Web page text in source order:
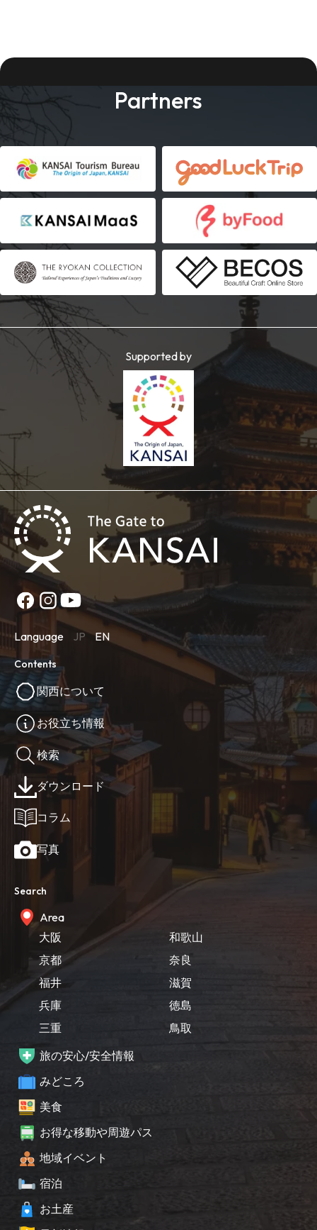
Partners
Supported by
Language JP EN
Contents
関西について
お役立ち情報
検索
ダウンロード
コラム
写真
Search
Area
大阪
京都
福井
兵庫
三重
和歌山
奈良
滋賀
徳島
鳥取
旅の安心/安全情報
みどころ
美食
お得な移動や周遊パス
地域イベント
宿泊
お土産